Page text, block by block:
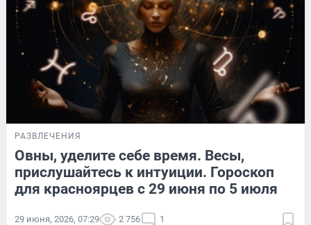
РАЗВЛЕЧЕНИЯ
Овны, уделите себе время. Весы,
прислушайтесь к интуиции. Гороскоп
для красноярцев с 29 июня по 5 июля
29 июня, 2026, 07:29 2 756 1